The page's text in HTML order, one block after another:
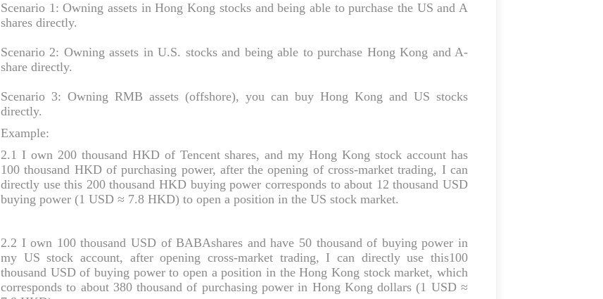
Scenario 1: Owning assets in Hong Kong stocks and being able to purchase the US and A
shares directly.
Scenario 2: Owning assets in U.S. stocks and being able to purchase Hong Kong and A-
share directly.
Scenario 3: Owning RMB assets (offshore), you can buy Hong Kong and US stocks
directly.
Example:
2.1 I own 200 thousand HKD of Tencent shares, and my Hong Kong stock account has
100 thousand HKD of purchasing power, after the opening of cross-market trading, I can
directly use this 200 thousand HKD buying power corresponds to about 12 thousand USD
buying power (1 USD ≈ 7.8 HKD) to open a position in the US stock market.
2.2 I own 100 thousand USD of BABAshares and have 50 thousand of buying power in
my US stock account, after opening cross-market trading, I can directly use this100
thousand USD of buying power to open a position in the Hong Kong stock market, which
corresponds to about 380 thousand of purchasing power in Hong Kong dollars (1 USD ≈